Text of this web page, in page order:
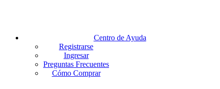
Centro de Ayuda
Registrarse
Ingresar
Preguntas Frecuentes
Cómo Comprar